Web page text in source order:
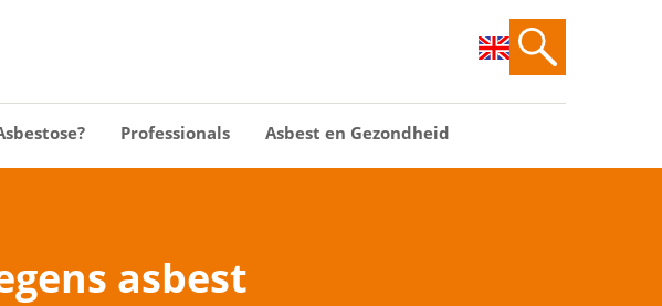
Professionals Asbest en Gezondheid
asbest